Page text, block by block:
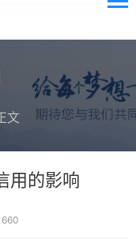
文
用的影响
660